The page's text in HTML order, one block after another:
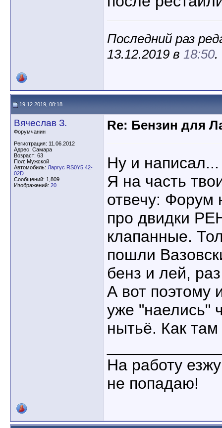
Последний раз
13.12.2019 в 18:50.
19.12.2019, 08:18
Вячеслав З.
Форумчанин
Регистрация: 11.06.2012
Адрес: Самара
Возраст: 63
Пол: Мужской
Автомобиль: Ларгус RS0Y5 42-
02D
Сообщений: 1,809
Изображений: 20
Re: Бензин для
Ну и
Я на часть
отвечу: Форум
про двидки
клапанные.
пошли
бенз и лей,
А вот поэтому
уже "наелись"
нытьё. Как
На работу
не попадаю!